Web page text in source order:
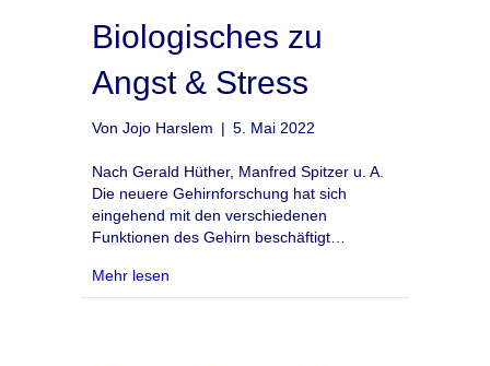
Biologisches zu
Angst & Stress
Von Jojo Harslem | 5. Mai 2022
Nach Gerald Hüther, Manfred Spitzer u. A.
Die neuere Gehirnforschung hat sich
eingehend mit den verschiedenen
Funktionen des Gehirn beschäftigt…
Mehr lesen